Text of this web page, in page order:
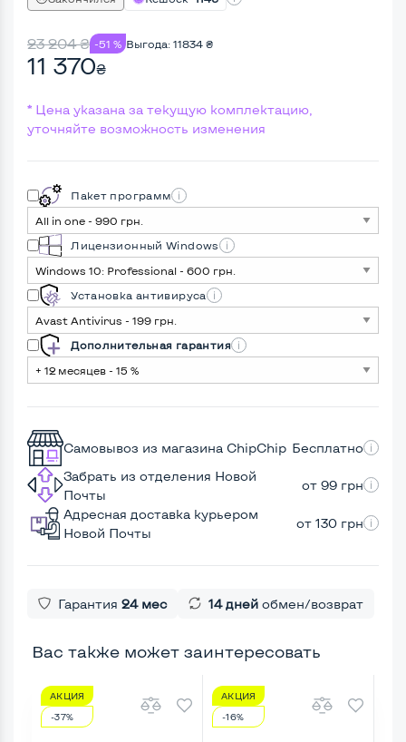
23 204₴ -51 % Выгода: 11834 ₴
11 370₴
* Цена указана за текущую комплектацию,
уточняйте возможность изменения
Пакет программ
Лицензионный Windows
Установка антивируса
Дополнительная гарантия
Самовывоз из магазина ChipChip Бесплатно
Забрать из отделения Новой
Почты
от 99 грн
Адресная доставка курьером
Новой Почты
от 130 грн
Гарантия 24 мес 14 дней обмен/возврат
Вас также может заинтересовать
АКЦИЯ
-37%
АКЦИЯ
-16%